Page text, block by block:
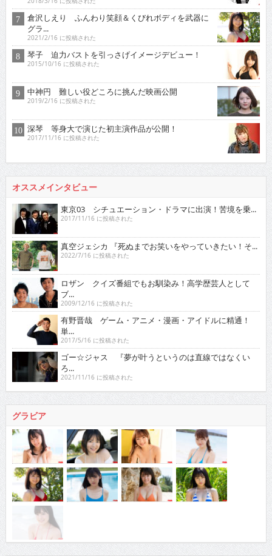
倉沢しえり ふんわり笑顔＆くびれボディを武器に
グラ...
2021/2/16 に投稿された
琴子 迫力バストを引っさげイメージデビュー！
2015/10/16 に投稿された
中神円 難しい役どころに挑んだ映画公開
2019/2/16 に投稿された
深琴 等身大で演じた初主演作品が公開！
2017/11/16 に投稿された
オススメインタビュー
東京03 シチュエーション・ドラマに出演！苦境を乗...
2017/11/16 に投稿された
真空ジェシカ 『死ぬまでお笑いをやっていきたい！そ...
2022/7/16 に投稿された
ロザン クイズ番組でもお馴染み！高学歴芸人として
ブ...
2009/12/16 に投稿された
有野晋哉 ゲーム・アニメ・漫画・アイドルに精通！
単...
2017/5/16 に投稿された
ゴー☆ジャス 『夢が叶うというのは直線ではなくい
ろ...
2021/11/16 に投稿された
グラビア